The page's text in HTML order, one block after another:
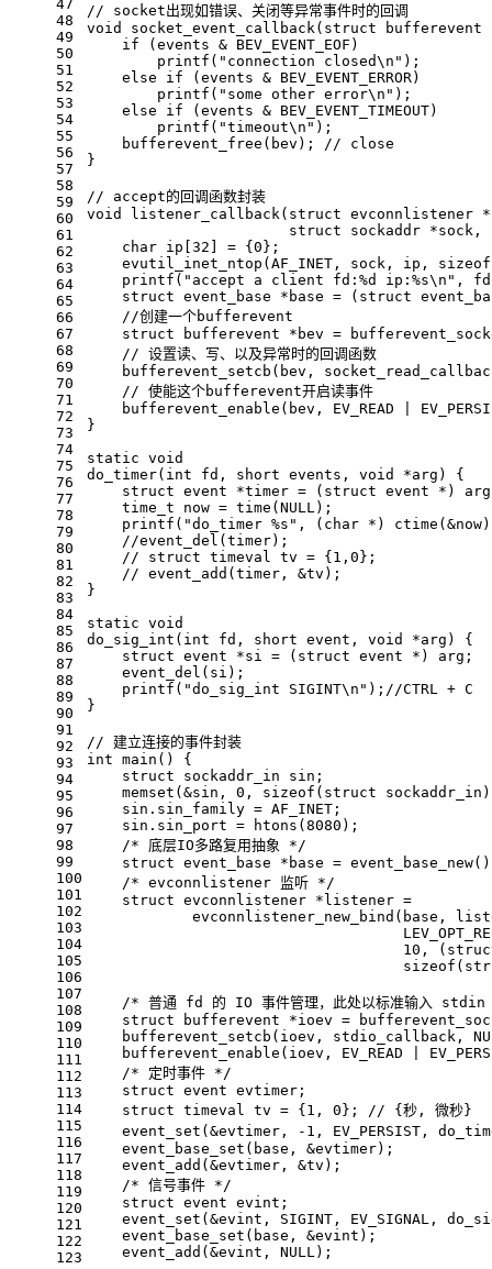
47
48
49
50
51
52
53
54
55
56
57
58
59
60
61
62
63
64
65
66
67
68
69
70
71
72
73
74
75
76
77
78
79
80
81
82
83
84
85
86
87
88
89
90
91
92
93
94
95
96
97
98
99
100
101
102
103
104
105
106
107
108
109
110
111
112
113
114
115
116
117
118
119
120
121
122
123
// socket出现如错误、关闭等异常事件时的回调
void
socket_event_callback ( struct
if (events & BEV_EVENT_EOF)
printf ( "connection closed\n" );
else
if (events & BEV_EVENT_ERROR)
printf ( "some other error\n" );
else
if (events & BEV_EVENT_TIMEOUT)
printf ( "timeout\n" );
bufferevent_free (bev);
// close
}
// accept的回调函数封装
void
listener_callback ( struct
struct sockaddr *sock,
char ip[ 32 ] = { 0 };
evutil_inet_ntop (AF_INET, sock, ip, sizeof
printf ( "accept a client fd:%d ip:%s\n" ,
struct event_base *base = ( struct
//创建一个bufferevent
struct
bufferevent *bev =
// 设置读、写、以及异常时的回调函数
bufferevent_setcb (bev,
// 使能这个bufferevent开启读事件
bufferevent_enable (bev, EV_READ |
}
static void
do_timer( int fd, short events, void *arg)
{
struct event *timer = ( struct event *)
time_t now = time ( NULL );
printf ( "do_timer %s" , ( char *) ctime
//event_del(timer);
// struct timeval tv = {1,0};
// event_add(timer, &tv);
}
static void
do_sig_int ( int fd, short event, void *arg)
{
struct event *si = ( struct event *) arg;
event_del (si);
printf ( "do_sig_int SIGINT\n" ); //CTRL + C
}
// 建立连接的事件封装
int main ()
{
struct
sockaddr_in sin;
memset (&sin, 0 , sizeof ( struct
    sin.sin_family = AF_INET;
    sin.sin_port =
htons ( 8080 );
/* 底层IO多路复用抽象 */
struct event_base *base = event_base_new
/* evconnlistener 监听 */
struct evconnlistener *listener =
evconnlistener_new_bind (base,
10 , (
sizeof (
/* 普通 fd 的 IO 事件管理，此处以标准输入
struct
bufferevent *ioev =
bufferevent_setcb (ioev, stdio_callback,
bufferevent_enable (ioev, EV_READ |
/* 定时事件 */
struct event evtimer;
struct timeval tv = { 1 , 0 };
// {秒, 微秒}
event_set (&evtimer, -1 , EV_PERSIST,
event_base_set (base, &evtimer);
event_add (&evtimer, &tv);
/* 信号事件 */
struct event evint;
event_set (&evint, SIGINT, EV_SIGNAL,
event_base_set (base, &evint);
event_add (&evint, NULL );